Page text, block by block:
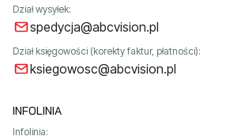
Dział wysyłek:
spedycja@abcvision.pl
Dział księgowości (korekty faktur, płatności):
ksiegowosc@abcvision.pl
INFOLINIA
Infolinia: